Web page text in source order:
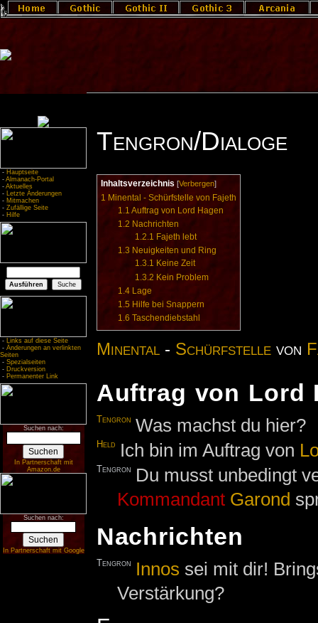
- Hauptseite
- Almanach-Portal
- Aktuelles
- Letzte Änderungen
- Mitmachen
- Zufällige Seite
- Hilfe
- Links auf diese Seite
- Änderungen an verlinkten
Seiten
- Spezialseiten
- Druckversion
- Permanenter Link
Suchen nach:
In Partnerschaft mit
Amazon.de
Suchen nach:
In Partnerschaft mit Google
Tengron/Dialoge
Inhaltsverzeichnis [Verbergen]
1 Minental - Schürfstelle von Fajeth
1.1 Auftrag von Lord Hagen
1.2 Nachrichten
1.2.1 Fajeth lebt
1.3 Neuigkeiten und Ring
1.3.1 Keine Zeit
1.3.2 Kein Problem
1.4 Lage
1.5 Hilfe bei Snappern
1.6 Taschendiebstahl
Minental- Schürfstellevon
Auftrag von Lord
Tengron Was machst du hier?
Held Ich bin im Auftrag von
Tengron
Du musst unbedingt
Kommandant Garond
Nachrichten
Tengron Innos sei mit dir!
Verstärkung?